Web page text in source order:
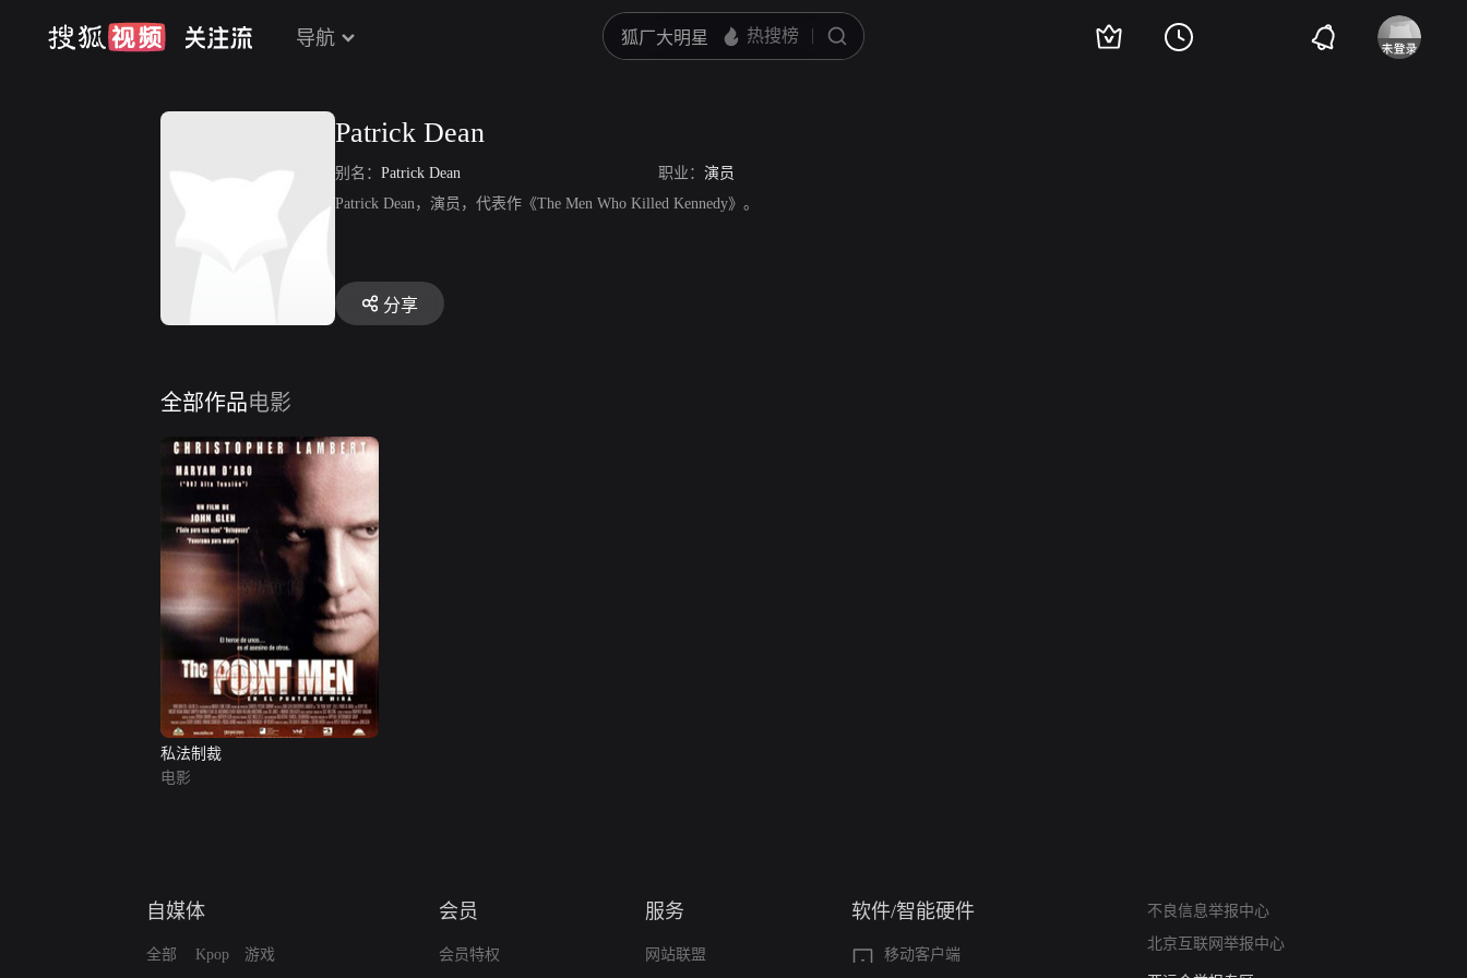
导航
Patrick Dean
别名： Patrick Dean 职业： 演员
Patrick Dean，演员，代表作《The Men Who Killed Kennedy》。
分享
全部作品电影
私法制裁
电影
自媒体
全部 Kpop 游戏
会员
会员特权
服务
网站联盟
软件/智能硬件
移动客户端
不良信息举报中心
北京互联网举报中心
算法推荐专项举报